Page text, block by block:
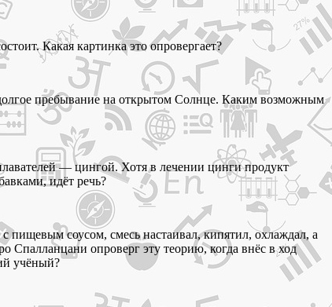
Какая картинка это опровергает?
пребывание на открытом Солнце. Каким возможным
— цингой. Хотя в лечении цинги продукт
идёт речь?
соусом, смесь настаивал, кипятил, охлаждал, а
Спалланцани опроверг эту теорию, когда внёс в ход
учёный?